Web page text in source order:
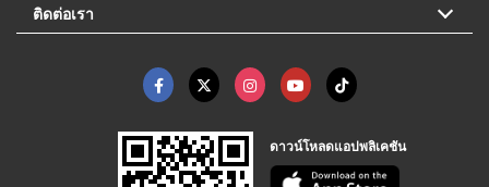
ติดต่อเรา
ดาวน์โหลดแอปพลิเคชัน